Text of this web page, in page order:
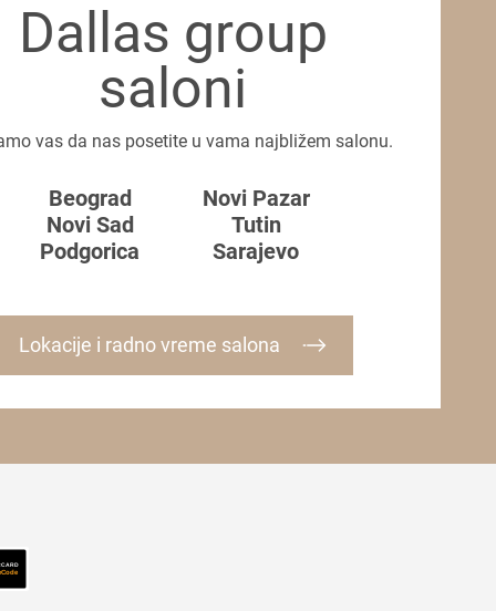
Dallas group
saloni
vas da nas posetite u vama najbližem salonu.
Beograd
Novi Sad
Podgorica
Novi Pazar
Tutin
Sarajevo
Lokacije i radno vreme salona